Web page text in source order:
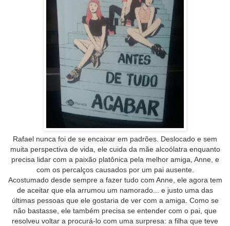
Rafael nunca foi de se encaixar em padrões. Deslocado e sem
muita perspectiva de vida, ele cuida da mãe alcoólatra enquanto
precisa lidar com a paixão platônica pela melhor amiga, Anne, e
com os percalços causados por um pai ausente.
Acostumado desde sempre a fazer tudo com Anne, ele agora tem
de aceitar que ela arrumou um namorado... e justo uma das
últimas pessoas que ele gostaria de ver com a amiga. Como se
não bastasse, ele também precisa se entender com o pai, que
resolveu voltar a procurá-lo com uma surpresa: a filha que teve